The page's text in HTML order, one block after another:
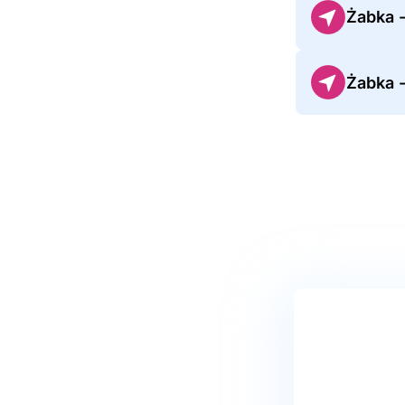
Żabka
Żabka